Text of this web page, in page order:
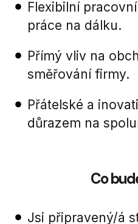
Flexibilní
práce na dálku.
Přímý vliv na
směřování firmy.
Přátelské a
důrazem na
Co
Jsi připravený/á